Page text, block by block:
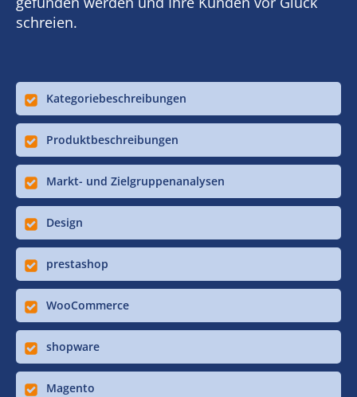
schreien.
Kategoriebeschreibungen
Produktbeschreibungen
Markt- und Zielgruppenanalysen
Design
prestashop
WooCommerce
shopware
Magento